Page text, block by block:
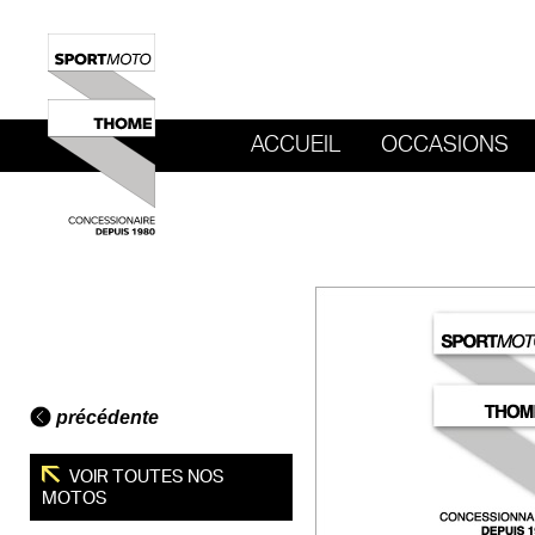
ACCUEIL OCCASIONS
précédente
VOIR TOUTES NOS
MOTOS